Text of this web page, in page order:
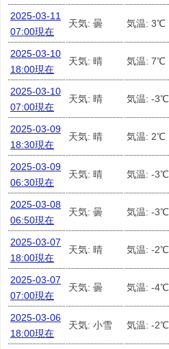
2025-03-11
07:00現在
天気: 曇 気温: 3℃
2025-03-10
18:00現在
天気: 晴 気温: 7℃
2025-03-10
07:00現在
天気: 晴 気温: -3℃
2025-03-09
18:30現在
天気: 晴 気温: 2℃
2025-03-09
06:30現在
天気: 晴 気温: -3℃
2025-03-08
06:50現在
天気: 曇 気温: -3℃
2025-03-07
18:00現在
天気: 晴 気温: -2℃
2025-03-07
07:00現在
天気: 曇 気温: -4℃
2025-03-06
18:00現在
天気: 小雪 気温: -2℃